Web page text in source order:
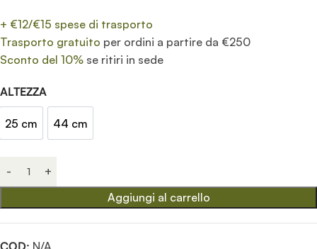
+ €12/€15 spese di trasporto
Trasporto gratuito per ordini a partire da €250
Sconto del 10% se ritiri in sede
ALTEZZA
25 cm
25 cm 44 cm
44 cm
Aggiungi al carrello
COD: N/A